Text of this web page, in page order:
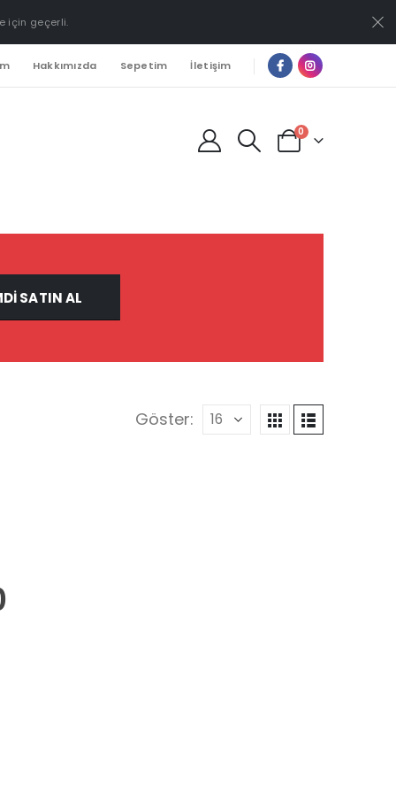
için geçerli.
Hakkımızda Sepetim İletişim
0
SATIN AL
Göster: